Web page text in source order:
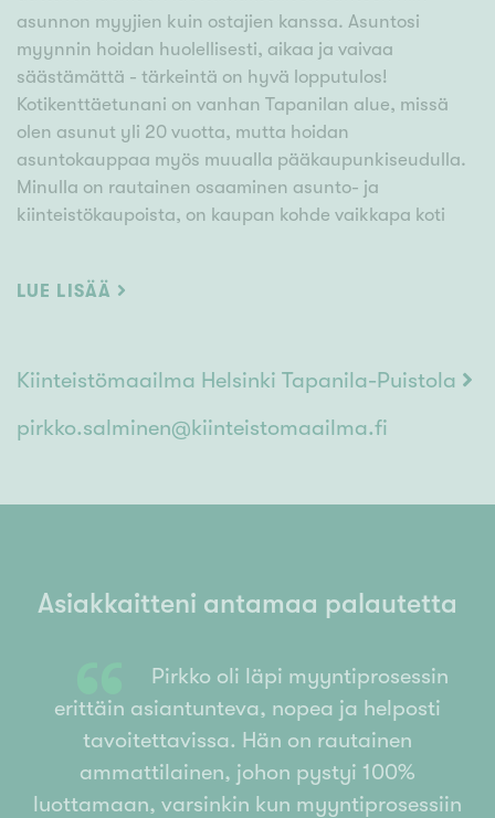
asunnon myyjien kuin ostajien kanssa. Asuntosi
myynnin hoidan huolellisesti, aikaa ja vaivaa
säästämättä - tärkeintä on hyvä lopputulos!
Kotikenttäetunani on vanhan Tapanilan alue, missä
olen asunut yli 20 vuotta, mutta hoidan
asuntokauppaa myös muualla pääkaupunkiseudulla.
Minulla on rautainen osaaminen asunto- ja
kiinteistökaupoista, on kaupan kohde vaikkapa koti
Asiakkaani kertovat, että minut on helppo tavoittaa.
vanhat asiakkaani palaavat ja suosittelevat, mitä
LUE LISÄÄ
Kiinteistömaailma Helsinki Tapanila-Puistola
pirkko.salminen@kiinteistomaailma.fi
Asiakkaitteni antamaa palautetta
“
Pirkko oli läpi myyntiprosessin
erittäin asiantunteva, nopea ja helposti
tavoitettavissa. Hän on rautainen
ammattilainen, johon pystyi 100%
luottamaan, varsinkin kun myyntiprosessiin